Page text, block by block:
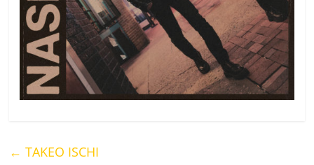
← TAKEO ISCHI